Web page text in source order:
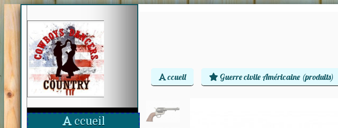
ccueil
ccueil Guerre civile Américaine (produits)